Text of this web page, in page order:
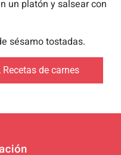
un platón y salsear con
sésamo tostadas.
Recetas de carnes